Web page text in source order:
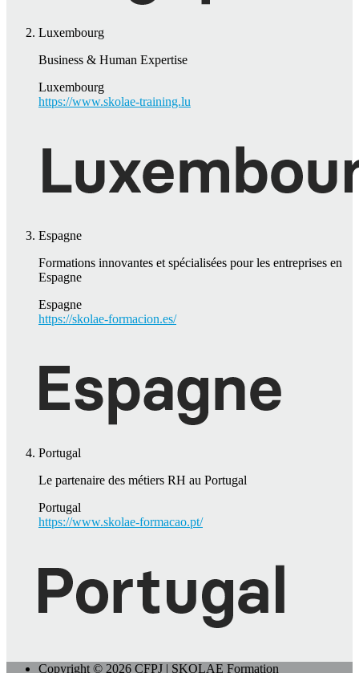
Luxembourg
Business & Human Expertise
Luxembourg
https://www.skolae-training.lu
Espagne
Formations innovantes et spécialisées pour les entreprises en
Espagne
Espagne
https://skolae-formacion.es/
Portugal
Le partenaire des métiers RH au Portugal
Portugal
https://www.skolae-formacao.pt/
Copyright © 2026 CFPJ | SKOLAE Formation